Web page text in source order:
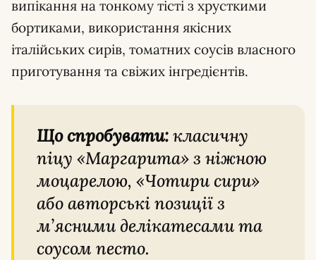
випікання на тонкому тісті з хрусткими
бортиками, використання якісних
італійських сирів, томатних соусів власного
приготування та свіжих інгредієнтів.
Що спробувати:класичну
піцу «Маргарита» з ніжною
моцарелою, «Чотири сири»
або авторські позиції з
м’ясними делікатесами та
соусом песто.